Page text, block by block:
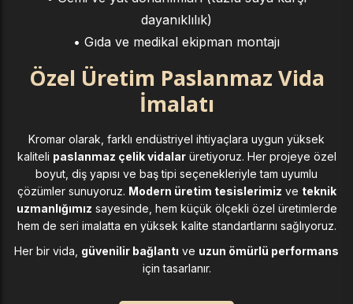
dayanıklılık)
• Gıda ve medikal ekipman montajı
Özel Üretim Paslanmaz Vida
İmalatı
Kromar olarak, farklı endüstriyel ihtiyaçlara uygun yüksek
kaliteli paslanmaz çelik vidalarüretiyoruz. Her projeye özel
boyut, diş yapısı ve baş tipi seçenekleriyle tam uyumlu
çözümler sunuyoruz. Modern üretim tesislerimiz ve teknik
uzmanlığımız sayesinde, hem küçük ölçekli özel üretimlerde
hem de seri imalatta en yüksek kalite standartlarını sağlıyoruz.
Her bir vida, güvenilir bağlantı ve uzun ömürlü performans
için tasarlanır.